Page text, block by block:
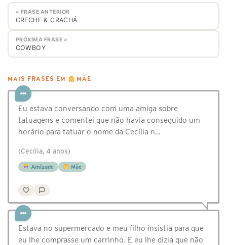
« FRASE ANTERIOR
CRECHE & CRACHÁ
PRÓXIMA FRASE »
COWBOY
MAIS FRASES EM MÃE
Eu estava conversando com uma amiga sobre
tatuagens e comentei que não havia conseguido um
horário para tatuar o nome da Cecília n…
(Cecília, 4 anos)
Amizade Mãe
Estava no supermercado e meu filho insistia para que
eu lhe comprasse um carrinho. E eu lhe dizia que não